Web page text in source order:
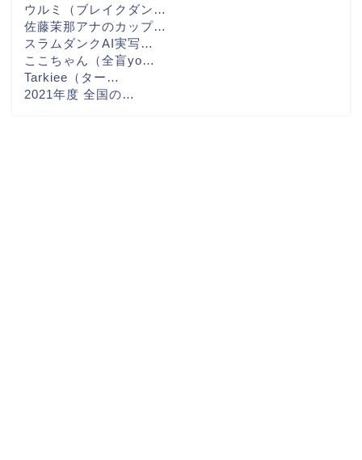
ウルミ（ブレイクダン…
佐藤茉那アナのカップ…
スラムダンクAI実写…
ここちゃん（全盲yo…
Tarkiee（ター…
2021年度 全国の…